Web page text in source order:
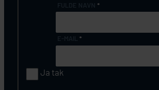
*
*
Ja tak